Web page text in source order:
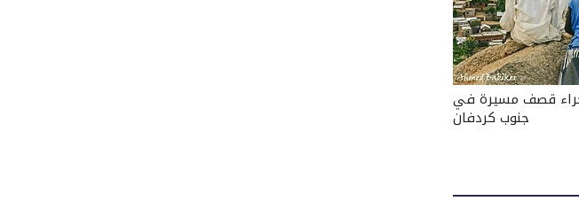
9 أشخاص وإصابة 17 جراء قصف مسيرة في
جنوب كردفان